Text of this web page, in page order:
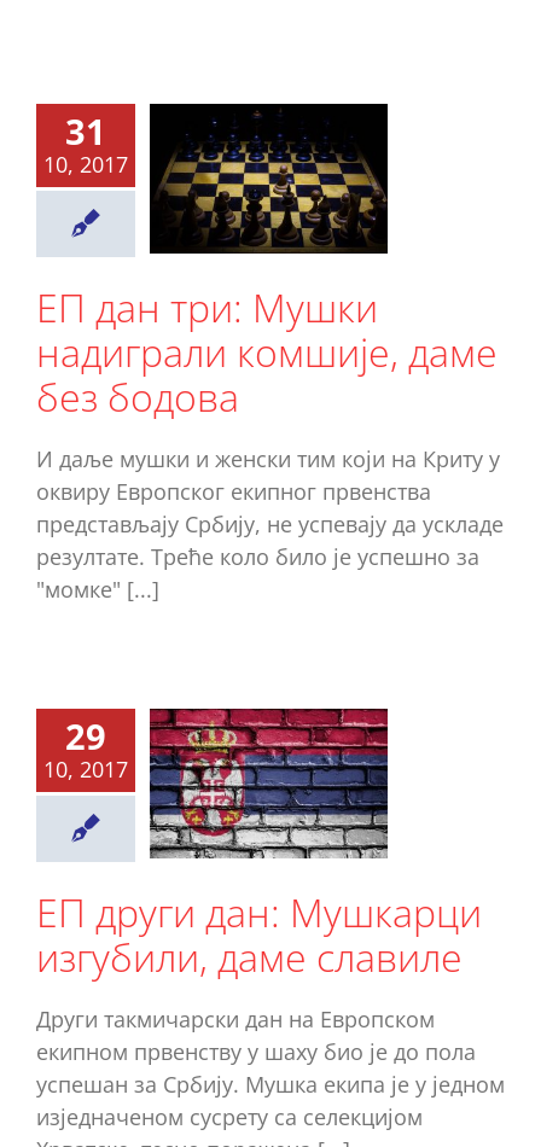
31
10, 2017
без
ЕП дан три: Мушки
надиграли комшије, даме
без бодова
И даље мушки и женски тим који на Криту у
оквиру Европског екипног првенства
представљају Србију, не успевају да ускладе
резултате. Треће коло било је успешно за
"момке" [...]
29
10, 2017
ЕП други дан: Мушкарци
изгубили, даме славиле
Други такмичарски дан на Европском
екипном првенству у шаху био је до пола
успешан за Србију. Мушка екипа је у једном
изједначеном сусрету са селекцијом